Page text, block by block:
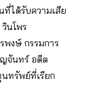
ได้รับความเสีย
นโพร
พงษ์ กรรมการ
จันทร์ อดีต
ทรัพย์ที่เรียก